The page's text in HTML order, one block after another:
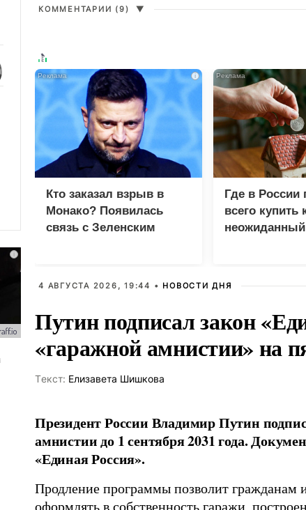
КОММЕНТАРИИ (9) ▼
i
Кто заказал взрыв в
Монако? Появилась
связь с Зеленским
Где в России
всего купить
неожиданный
4 АВГУСТА 2026, 19:44 • НОВОСТИ ДНЯ
Путин подписал закон
«гаражной амнистии» на
Tекст: Елизавета Шишкова
Президент России Владимир Путин
амнистии до 1 сентября 2031 года.
«Единая Россия».
Продление программы позволит гражданам
оформлять в собственность гаражи,